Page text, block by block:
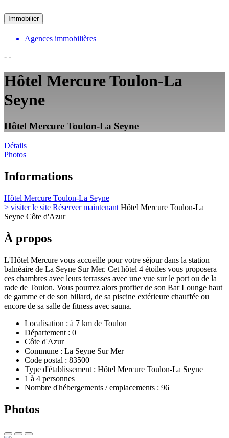
Immobilier
Agences immobilières
- -
Hôtel Mercure Toulon-La
Seyne
Hôtel Mercure Toulon-La Seyne
Détails
Photos
Informations
Hôtel Mercure Toulon-La Seyne
> visiter le site Réserver maintenant Hôtel Mercure Toulon-La
Seyne Côte d'Azur
À propos
L'Hôtel Mercure vous accueille pour votre séjour dans la station
balnéaire de La Seyne Sur Mer. Cet hôtel 4 étoiles vous proposera
ces chambres avec leurs terrasses avec une vue sur le port ou de la
rade de Toulon. Vous pourrez alors profiter de son Bar Lounge haut
de gamme et de son billard, de sa piscine extérieure chauffée ou
encore de sa salle de fitness avec sauna.
Localisation : à 7 km de Toulon
Département : 0
Côte d'Azur
Commune : La Seyne Sur Mer
Code postal : 83500
Type d'établissement : Hôtel Mercure Toulon-La Seyne
1 à 4 personnes
Nombre d'hébergements / emplacements : 96
Photos